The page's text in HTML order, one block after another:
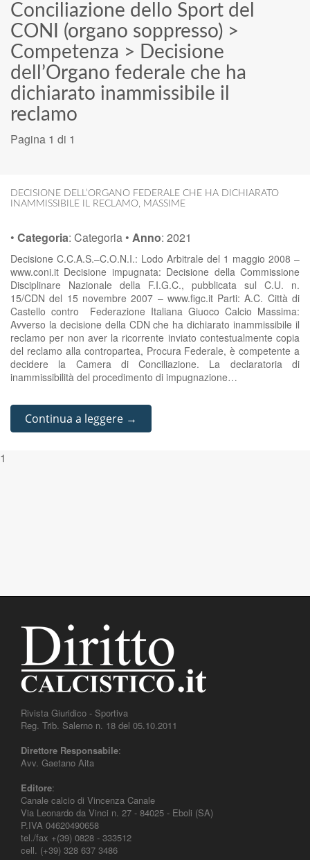
Conciliazione dello Sport del
CONI (organo soppresso) >
Competenza > Decisione
dell’Organo federale che ha
dichiarato inammissibile il
reclamo
Pagina 1 di 1
DECISIONE DELL’ORGANO FEDERALE CHE HA DICHIARATO
INAMMISSIBILE IL RECLAMO, MASSIME
• Categoria: Categoria • Anno: 2021
Decisione C.C.A.S.–C.O.N.I.: Lodo Arbitrale del 1 maggio 2008 –
www.coni.it Decisione impugnata: Decisione della Commissione
Disciplinare Nazionale della F.I.G.C., pubblicata sul C.U. n.
15/CDN del 15 novembre 2007 – www.figc.it Parti: A.C. Città di
Castello contro Federazione Italiana Giuoco Calcio Massima:
Avverso la decisione della CDN che ha dichiarato inammissibile il
reclamo per non aver la ricorrente inviato contestualmente copia
del reclamo alla contropartea, Procura Federale, è competente a
decidere la Camera di Conciliazione. La declaratoria di
inammissibilità del procedimento di impugnazione…
Continua a leggere →
1
Rivista Giuridico - Sportiva
Reg. Trib. Salerno n. 18 del 05.10.2011
Direttore Responsabile:
Avv. Gaetano Aita
Editore:
Canale calcio di Vincenza Canale
Via Leonardo da Vinci n. 27 - 84025 - Eboli (SA)
P.IVA 04620490658
tel./fax +(39) 0828 - 333512
cell. (+39) 328 637 3486